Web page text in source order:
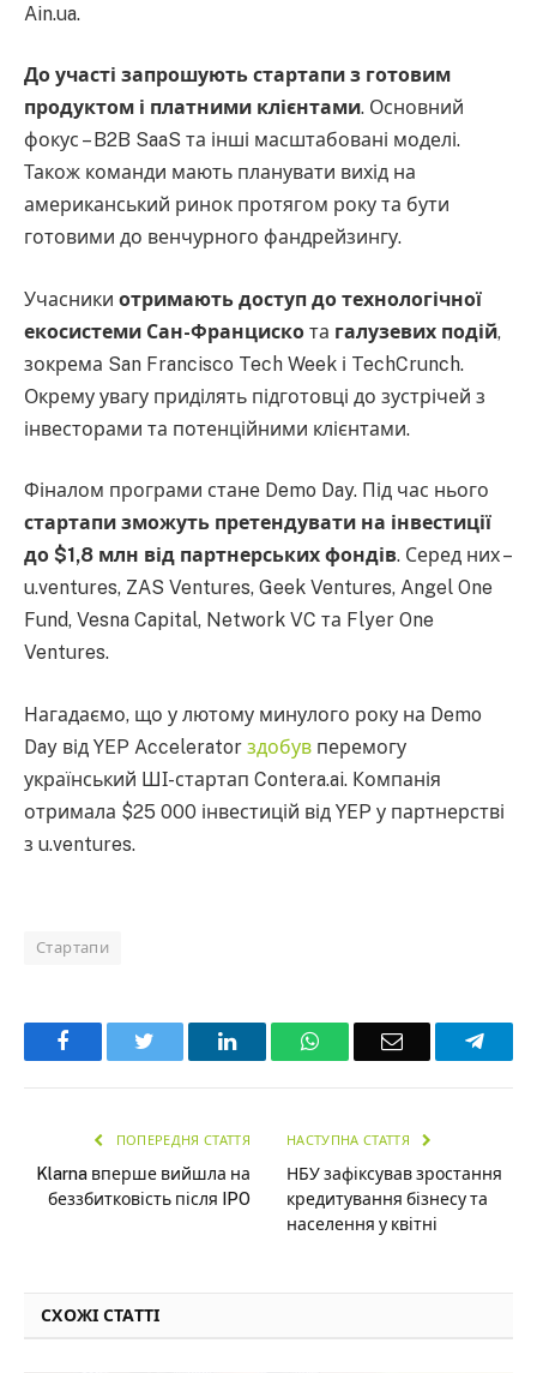
Ain.ua.
До участі запрошують стартапи з готовим
продуктом і платними клієнтами. Основний
фокус – B2B SaaS та інші масштабовані моделі.
Також команди мають планувати вихід на
американський ринок протягом року та бути
готовими до венчурного фандрейзингу.
Учасники отримають доступ до технологічної
екосистеми Сан-Франциско та галузевих подій,
зокрема San Francisco Tech Week і TechCrunch.
Окрему увагу приділять підготовці до зустрічей з
інвесторами та потенційними клієнтами.
Фіналом програми стане Demo Day. Під час нього
стартапи зможуть претендувати на інвестиції
до $1,8 млн від партнерських фондів. Серед них –
u.ventures, ZAS Ventures, Geek Ventures, Angel One
Fund, Vesna Capital, Network VC та Flyer One
Ventures.
Нагадаємо, що у лютому минулого року на Demo
Day від YEP Accelerator здобув перемогу
український ШІ-стартап Contera.ai. Компанія
отримала $25 000 інвестицій від YEP у партнерстві
з u.ventures.
Стартапи
Facebook LinkedInWhatsAppEmail
ПОПЕРЕДНЯ СТАТТЯ
Klarna вперше вийшла на
беззбитковість після IPO
НАСТУПНА СТАТТЯ
НБУ зафіксував зростання
кредитування бізнесу та
населення у квітні
СХОЖІ СТАТТІ